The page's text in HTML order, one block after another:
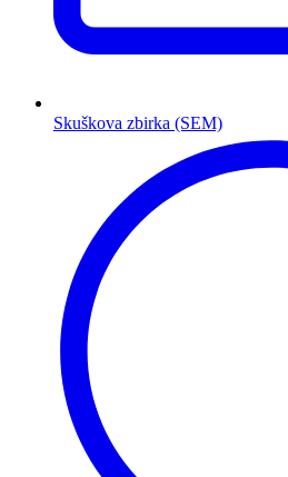
Skuškova zbirka (SEM)